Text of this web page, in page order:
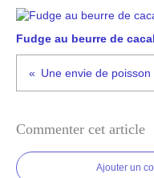
Fudge au beurre de
Une envie de poisson
Commenter cet article
Ajouter un